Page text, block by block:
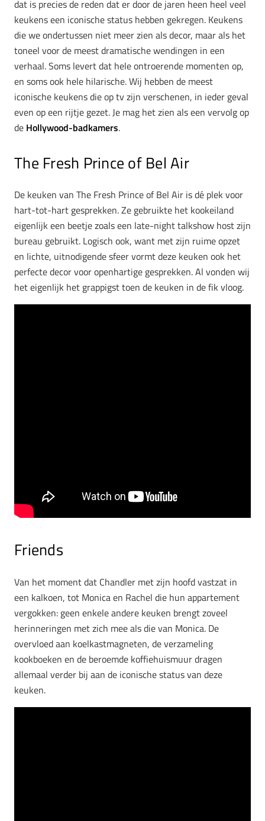
dat is precies de reden dat er door de jaren heen heel veel
keukens een iconische status hebben gekregen. Keukens
die we ondertussen niet meer zien als decor, maar als het
toneel voor de meest dramatische wendingen in een
verhaal. Soms levert dat hele ontroerende momenten op,
en soms ook hele hilarische. Wij hebben de meest
iconische keukens die op tv zijn verschenen, in ieder geval
even op een rijtje gezet. Je mag het zien als een vervolg op
de Hollywood-badkamers.
The Fresh Prince of Bel Air
De keuken van The Fresh Prince of Bel Air is dé plek voor
hart-tot-hart gesprekken. Ze gebruikte het kookeiland
eigenlijk een beetje zoals een late-night talkshow host zijn
bureau gebruikt. Logisch ook, want met zijn ruime opzet
en lichte, uitnodigende sfeer vormt deze keuken ook het
perfecte decor voor openhartige gesprekken. Al vonden wij
het eigenlijk het grappigst toen de keuken in de fik vloog.
Friends
Van het moment dat Chandler met zijn hoofd vastzat in
een kalkoen, tot Monica en Rachel die hun appartement
vergokken: geen enkele andere keuken brengt zoveel
herinneringen met zich mee als die van Monica. De
overvloed aan koelkastmagneten, de verzameling
kookboeken en de beroemde koffiehuismuur dragen
allemaal verder bij aan de iconische status van deze
keuken.